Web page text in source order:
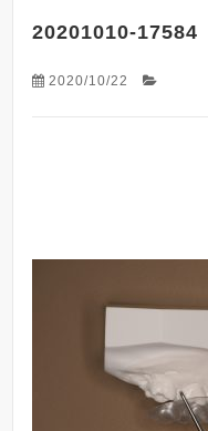
20201010-17584
2020/10/22